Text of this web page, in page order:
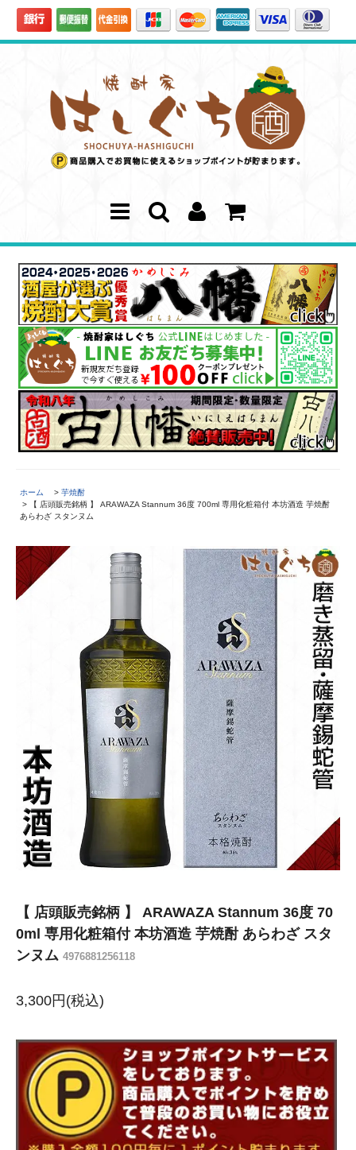
ホーム > 芋焼酎
> 【 店頭販売銘柄 】 ARAWAZA Stannum 36度 700ml 専用化粧箱付 本坊酒造 芋焼酎
あらわざ スタンヌム
【 店頭販売銘柄 】 ARAWAZA Stannum 36度 70
0ml 専用化粧箱付 本坊酒造 芋焼酎 あらわざ スタ
ンヌム 4976881256118
3,300円(税込)